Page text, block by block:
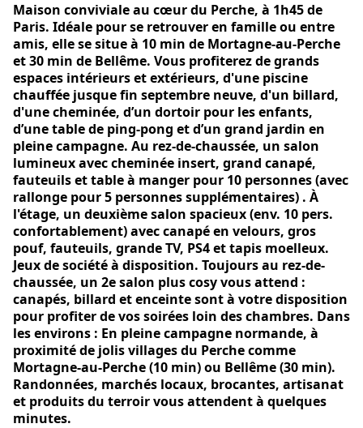
Maison conviviale au cœur du Perche, à 1h45 de
Paris. Idéale pour se retrouver en famille ou entre
amis, elle se situe à 10 min de Mortagne-au-Perche
et 30 min de Bellême. Vous profiterez de grands
espaces intérieurs et extérieurs, d'une piscine
chauffée jusque fin septembre neuve, d'un billard,
d'une cheminée, d’un dortoir pour les enfants,
d’une table de ping-pong et d’un grand jardin en
pleine campagne. Au rez-de-chaussée, un salon
lumineux avec cheminée insert, grand canapé,
fauteuils et table à manger pour 10 personnes (avec
rallonge pour 5 personnes supplémentaires) . À
l'étage, un deuxième salon spacieux (env. 10 pers.
confortablement) avec canapé en velours, gros
pouf, fauteuils, grande TV, PS4 et tapis moelleux.
Jeux de société à disposition. Toujours au rez-de-
chaussée, un 2e salon plus cosy vous attend :
canapés, billard et enceinte sont à votre disposition
pour profiter de vos soirées loin des chambres. Dans
les environs : En pleine campagne normande, à
proximité de jolis villages du Perche comme
Mortagne-au-Perche (10 min) ou Bellême (30 min).
Randonnées, marchés locaux, brocantes, artisanat
et produits du terroir vous attendent à quelques
minutes.